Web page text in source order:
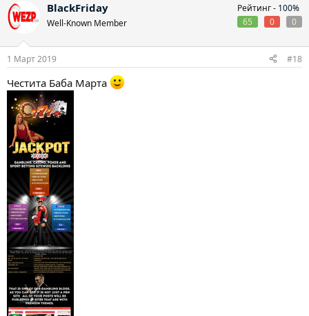
BlackFriday
Well-Known Member
Рейтинг - 100%
65
0 0
1 Март 2019 #18
Честита Баба Марта